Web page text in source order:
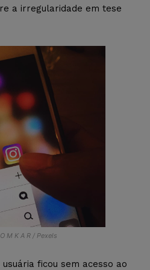
a irregularidade em tese
M K A R / Pexels
ficou sem acesso ao